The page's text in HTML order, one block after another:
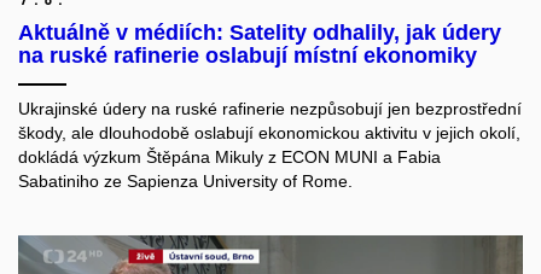
Aktuálně v médiích: Satelity odhalily, jak údery
na ruské rafinerie oslabují místní ekonomiky
Ukrajinské údery na ruské rafinerie nezpůsobují jen bezprostřední
škody, ale dlouhodobě oslabují ekonomickou aktivitu v jejich okolí,
dokládá výzkum Štěpána Mikuly z ECON MUNI a Fabia
Sabatiniho ze Sapienza University of Rome.